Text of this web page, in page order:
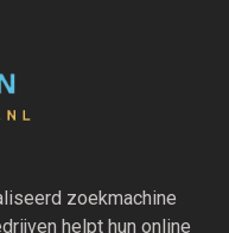
zoekmachine
helpt hun online